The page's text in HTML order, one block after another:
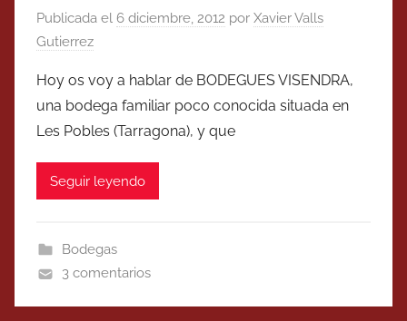
Publicada el 6 diciembre, 2012 por Xavier Valls
Gutierrez
Hoy os voy a hablar de BODEGUES VISENDRA,
una bodega familiar poco conocida situada en
Les Pobles (Tarragona), y que
Seguir leyendo
Bodegas
3 comentarios